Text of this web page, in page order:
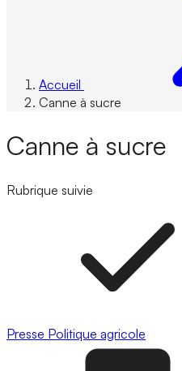
Accueil
Canne à sucre
Canne à sucre
Rubrique suivie
Presse Politique agricole